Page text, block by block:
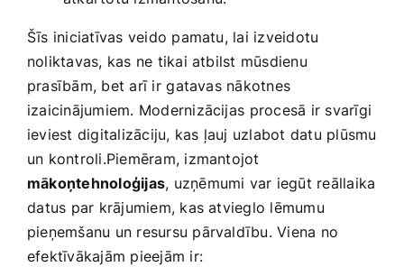
Šīs iniciatīvas veido pamatu, lai izveidotu
noliktavas, kas ne tikai atbilst mūsdienu⁤
prasībām, bet arī ir ⁤gatavas nākotnes
izaicinājumiem. Modernizācijas ⁢procesā ir svarīgi
ieviest digitalizāciju, kas‍ ļauj uzlabot datu plūsmu
un kontroli.Piemēram, izmantojot ‌
mākoņtehnoloģijas,‌ uzņēmumi var iegūt‌ reāllaika
⁤datus par krājumiem, kas atvieglo lēmumu
pieņemšanu un resursu pārvaldību. Viena no
efektīvākajām pieejām ir: